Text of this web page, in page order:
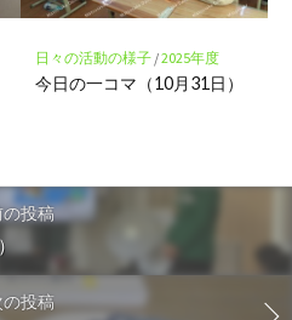
日々の活動の様子/2025年度
今日の一コマ（10月31日）
の投稿
の投稿